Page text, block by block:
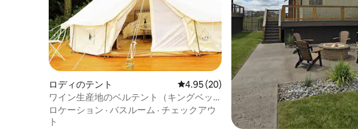
ロディのテント レビュー20件、5つ星中4.95つ星の平均評価
4.95 (20)
ワイン生産地のベルテント（キングベッ
ド付き）
ロケーション · バスルーム · チェックアウ
ト